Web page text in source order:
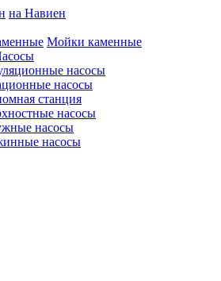
на Навиен
Мойки каменные
насосы
насосы
станция
насосы
насосы
насосы